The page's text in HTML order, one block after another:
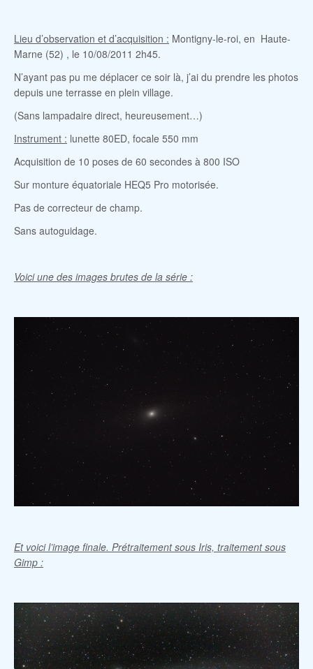
Lieu d’observation et d’acquisition : Montigny-le-roi, en Haute-
Marne (52) , le 10/08/2011 2h45.
N’ayant pas pu me déplacer ce soir là, j’ai du prendre les photos
depuis une terrasse en plein village.
(Sans lampadaire direct, heureusement…)
Instrument : lunette 80ED, focale 550 mm
Acquisition de 10 poses de 60 secondes à 800 ISO
Sur monture équatoriale HEQ5 Pro motorisée.
Pas de correcteur de champ.
Sans autoguidage.
Voici une des images brutes de la série :
Et voici l’image finale. Prétraitement sous Iris, traitement sous
Gimp :